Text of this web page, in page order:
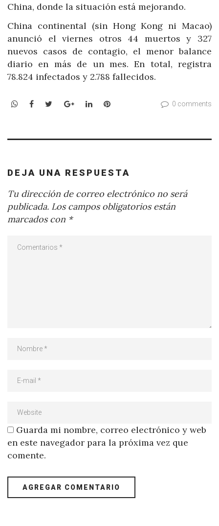
China, donde la situación está mejorando.
China continental (sin Hong Kong ni Macao)
anunció el viernes otros 44 muertos y 327
nuevos casos de contagio, el menor balance
diario en más de un mes. En total, registra
78.824 infectados y 2.788 fallecidos.
WhatsApp
Facebook
TwitterGoogle+LinkedInPinterest 0 comments
DEJA UNA RESPUESTA
Tu dirección de correo electrónico no será
publicada. Los campos obligatorios están
marcados con *
Guarda mi nombre, correo electrónico y web
en este navegador para la próxima vez que
comente.